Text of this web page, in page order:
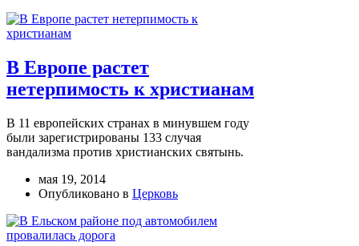
В Европе растет
нетерпимость к христианам
В 11 европейских странах в минувшем году
были зарегистрированы 133 случая
вандализма против христианских святынь.
мая 19, 2014
Опубликовано в Церковь